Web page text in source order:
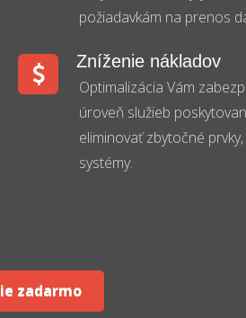
požiadavkám na prenos
Zníženie nákladov
Optimalizácia Vám
úroveň služieb
eliminovať zbytočné
systémy.
zadarmo